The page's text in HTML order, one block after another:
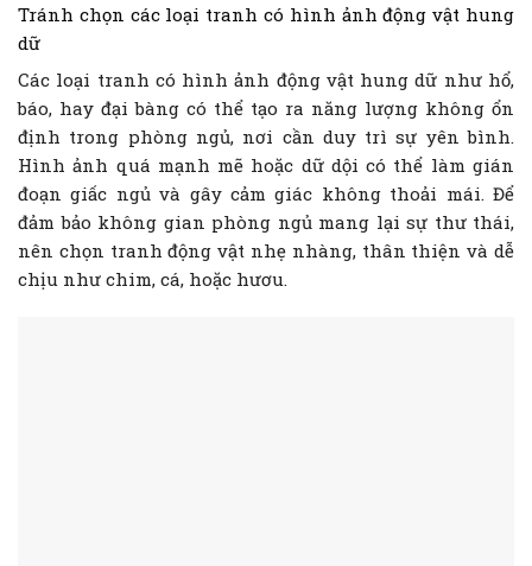
Tránh chọn các loại tranh có hình ảnh động vật hung
dữ
Các loại tranh có hình ảnh động vật hung dữ như hổ,
báo, hay đại bàng có thể tạo ra năng lượng không ổn
định trong phòng ngủ, nơi cần duy trì sự yên bình.
Hình ảnh quá mạnh mẽ hoặc dữ dội có thể làm gián
đoạn giấc ngủ và gây cảm giác không thoải mái. Để
đảm bảo không gian phòng ngủ mang lại sự thư thái,
nên chọn tranh động vật nhẹ nhàng, thân thiện và dễ
chịu như chim, cá, hoặc hươu.